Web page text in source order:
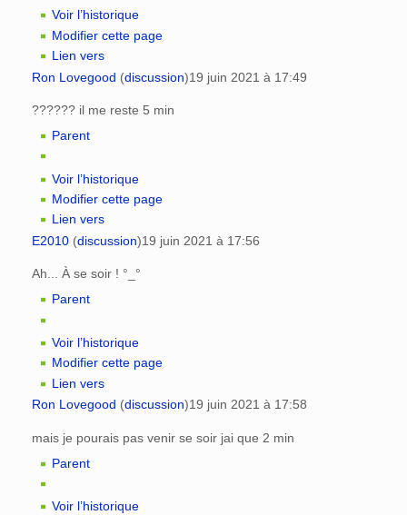
Voir l’historique
Modifier cette page
Lien vers
Ron Lovegood (discussion)19 juin 2021 à 17:49
?????? il me reste 5 min
Parent
Voir l’historique
Modifier cette page
Lien vers
E2010 (discussion)19 juin 2021 à 17:56
Ah... À se soir ! °_°
Parent
Voir l’historique
Modifier cette page
Lien vers
Ron Lovegood (discussion)19 juin 2021 à 17:58
mais je pourais pas venir se soir jai que 2 min
Parent
Voir l’historique